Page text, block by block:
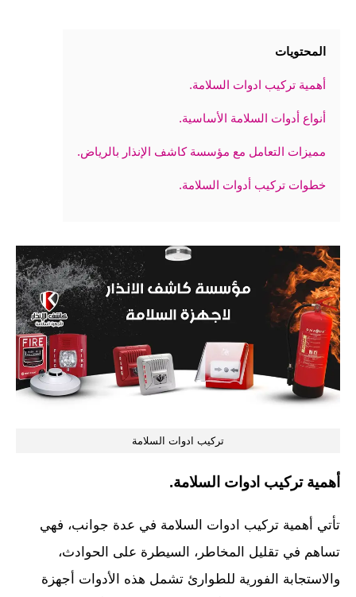
المحتويات
أهمية تركيب ادوات السلامة.
أنواع أدوات السلامة الأساسية.
مميزات التعامل مع مؤسسة كاشف الإنذار بالرياض.
خطوات تركيب أدوات السلامة.
تركيب ادوات السلامة
أهمية تركيب ادوات السلامة.
تأتي أهمية تركيب ادوات السلامة في عدة جوانب، فهي
تساهم في تقليل المخاطر، السيطرة على الحوادث،
والاستجابة الفورية للطوارئ تشمل هذه الأدوات أجهزة